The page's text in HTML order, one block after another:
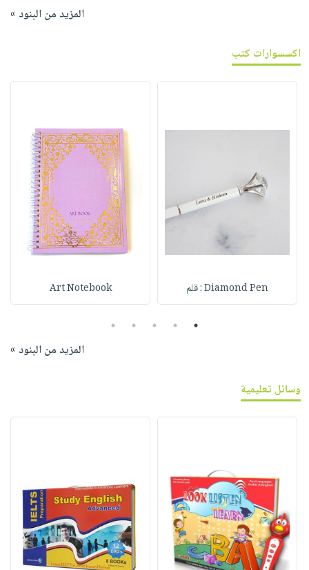
المزيد من البنود »
اكسسوارات كتب
Diamond Pen : قلم Art Notebook
1
2
3
4
5
المزيد من البنود »
وسائل تعليمية